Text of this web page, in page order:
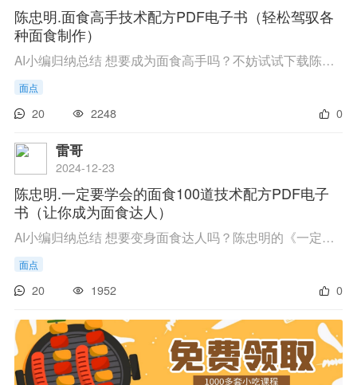
陈忠明.面食高手技术配方PDF电子书（轻松驾驭各
种面食制作）
AI小编归纳总结 想要成为面食高手吗？不妨试试下载陈忠明的面食做法教程和技术配方。只需轻轻一点，进入百度网盘，输入提取码m4k3，就能轻松获取这份秘籍。无论是忙碌的工作日，还是悠闲的周末时光，跟着教程一步步来，香喷喷的面食就能轻松上桌，给...
面点
20 2248 0
雷哥
2024-12-23
陈忠明.一定要学会的面食100道技术配方PDF电子
书（让你成为面食达人）
AI小编归纳总结 想要变身面食达人吗？陈忠明的《一定要学会的面食100道做法教程》来啦！这不仅仅是一本教程，更是面食爱好者的宝藏地图。从家常馒头、饺子到精致拉面、糕点，100道技术配方，应有尽有。想要下载？简单！只需点击链接，进入百度网盘，...
面点
20 1952 0